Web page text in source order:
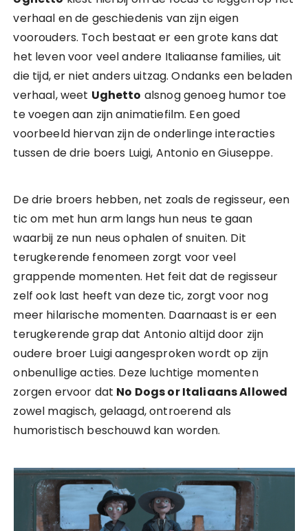
verhaal en de geschiedenis van zijn eigen
voorouders. Toch bestaat er een grote kans dat
het leven voor veel andere Italiaanse families, uit
die tijd, er niet anders uitzag. Ondanks een beladen
verhaal, weet Ughetto alsnog genoeg humor toe
te voegen aan zijn animatiefilm. Een goed
voorbeeld hiervan zijn de onderlinge interacties
tussen de drie boers Luigi, Antonio en Giuseppe.
De drie broers hebben, net zoals de regisseur, een
tic om met hun arm langs hun neus te gaan
waarbij ze nun neus ophalen of snuiten. Dit
terugkerende fenomeen zorgt voor veel
grappende momenten. Het feit dat de regisseur
zelf ook last heeft van deze tic, zorgt voor nog
meer hilarische momenten. Daarnaast is er een
terugkerende grap dat Antonio altijd door zijn
oudere broer Luigi aangesproken wordt op zijn
onbenullige acties. Deze luchtige momenten
zorgen ervoor dat No Dogs or Italiaans Allowed
zowel magisch, gelaagd, ontroerend als
humoristisch beschouwd kan worden.